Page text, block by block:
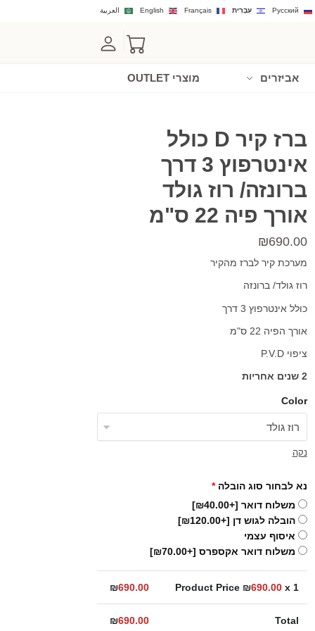
العربية English Français עִבְרִית Русский
אביזרים מוצרי OUTLET
ברז קיר D כולל
אינטרפוץ 3 דרך
ברונזה/ רוז גולד
אורך פיה 22 ס"מ
₪690.00
מערכת קיר לברז מהקיר
רוז גולד/ ברונזה
כולל אינטרפוץ 3 דרך
אורך הפיה 22 ס"מ
ציפוי P.V.D
2 שנים אחריות
Color
נקה
נא לבחור סוג הובלה *
משלוח דואר [+₪40.00]
הובלה לגוש דן [+₪120.00]
איסוף עצמי
משלוח דואר אקספרס [+₪70.00]
Product Price ₪690.00x 1
₪690.00
Total
₪690.00